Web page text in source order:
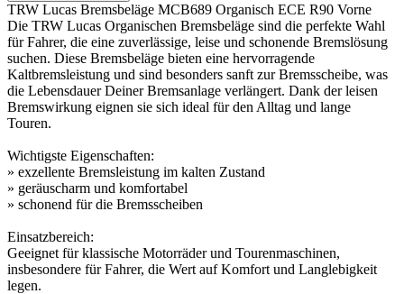
TRW Lucas Bremsbeläge MCB689 Organisch ECE R90 Vorne
Die TRW Lucas Organischen Bremsbeläge sind die perfekte Wahl
für Fahrer, die eine zuverlässige, leise und schonende Bremslösung
suchen. Diese Bremsbeläge bieten eine hervorragende
Kaltbremsleistung und sind besonders sanft zur Bremsscheibe, was
die Lebensdauer Deiner Bremsanlage verlängert. Dank der leisen
Bremswirkung eignen sie sich ideal für den Alltag und lange
Touren.
Wichtigste Eigenschaften:
» exzellente Bremsleistung im kalten Zustand
» geräuscharm und komfortabel
» schonend für die Bremsscheiben
Einsatzbereich:
Geeignet für klassische Motorräder und Tourenmaschinen,
insbesondere für Fahrer, die Wert auf Komfort und Langlebigkeit
legen.